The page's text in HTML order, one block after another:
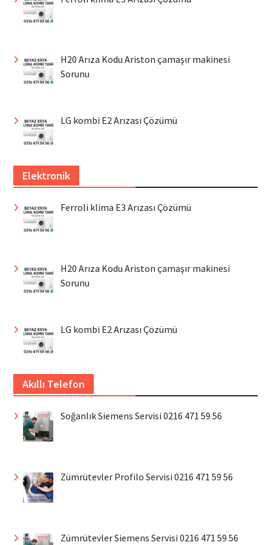
H20 Arıza Kodu Ariston çamaşır makinesi
Sorunu
LG kombi E2 Arızası Çözümü
Elektronik
Ferroli klima E3 Arızası Çözümü
H20 Arıza Kodu Ariston çamaşır makinesi
Sorunu
LG kombi E2 Arızası Çözümü
Akıllı Telefon
Soğanlık Siemens Servisi 0216 471 59 56
Zümrütevler Profilo Servisi 0216 471 59 56
Zümrütevler Siemens Servisi 0216 471 59 56